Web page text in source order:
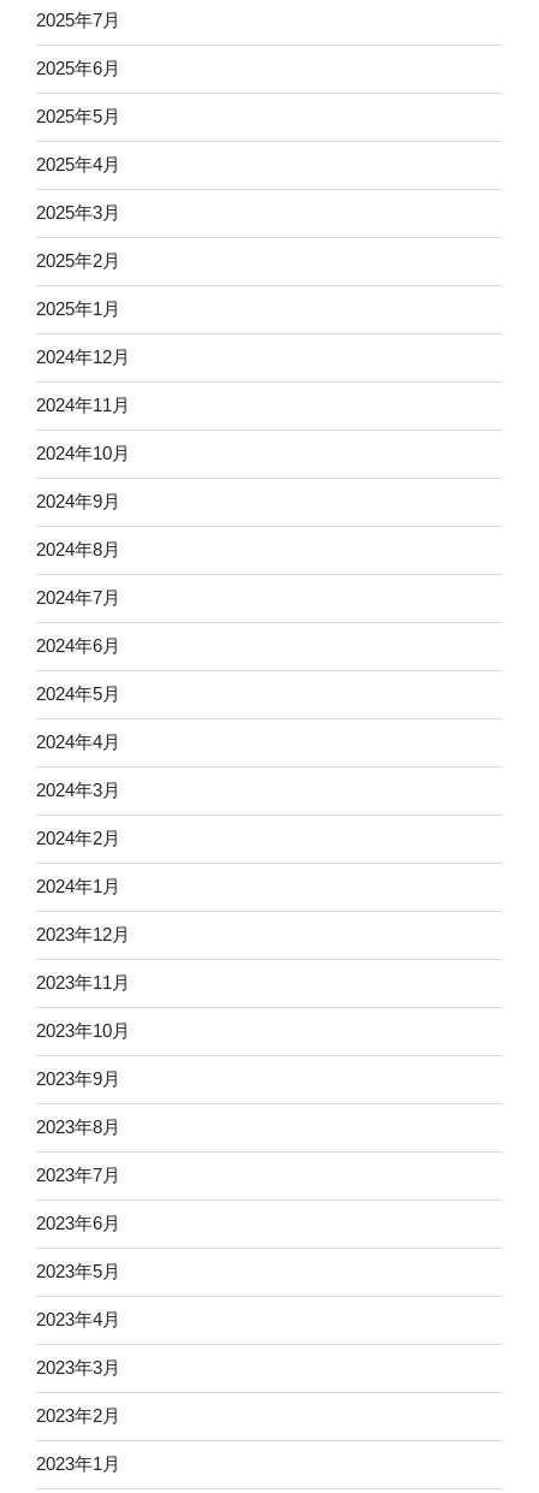
2025年7月
2025年6月
2025年5月
2025年4月
2025年3月
2025年2月
2025年1月
2024年12月
2024年11月
2024年10月
2024年9月
2024年8月
2024年7月
2024年6月
2024年5月
2024年4月
2024年3月
2024年2月
2024年1月
2023年12月
2023年11月
2023年10月
2023年9月
2023年8月
2023年7月
2023年6月
2023年5月
2023年4月
2023年3月
2023年2月
2023年1月